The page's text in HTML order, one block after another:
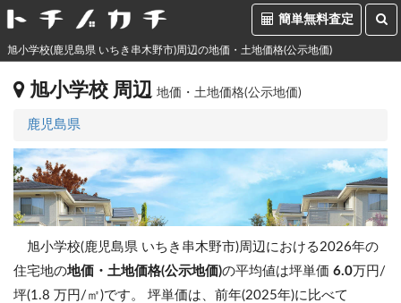
簡単無料査定
旭小学校(鹿児島県 いちき串木野市)周辺の地価・土地価格(公示地価)
旭小学校 周辺 地価・土地価格(公示地価)
鹿児島県
旭小学校(鹿児島県 いちき串木野市)周辺における2026年の
住宅地の地価・土地価格(公示地価)の平均値は坪単価 6.0万円/
坪(1.8 万円/㎡)です。 坪単価は、前年(2025年)に比べて